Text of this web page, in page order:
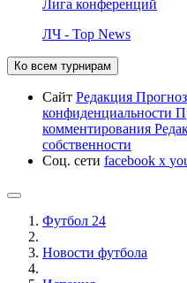
Лига конференций
ЛЧ - Top News
Ко всем турнирам
Сайт Редакция
конфиденциальности
комментирования
собственности
Соц. сети facebook x
Футбол 24
Новости футбола